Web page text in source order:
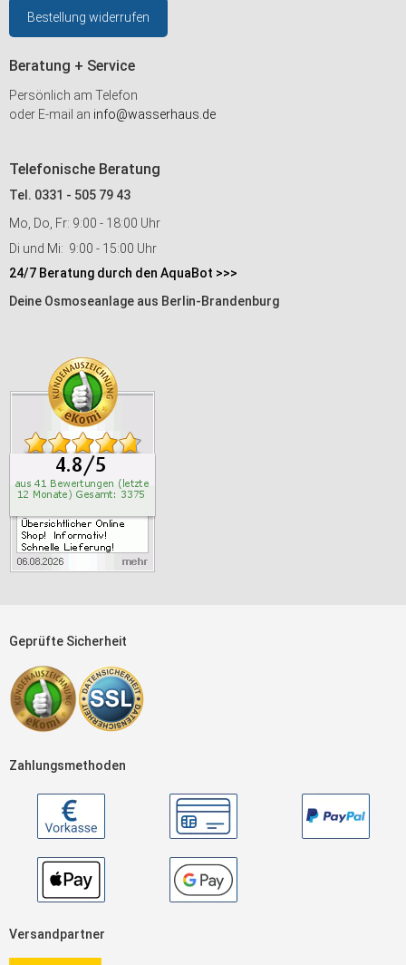
Bestellung widerrufen
Beratung + Service
Persönlich am Telefon
oder E-mail an info@wasserhaus.de
Telefonische Beratung
Tel. 0331 - 505 79 43
Mo, Do, Fr: 9:00 - 18:00 Uhr
Di und Mi: 9:00 - 15:00 Uhr
24/7 Beratung durch den AquaBot >>>
Deine Osmoseanlage aus Berlin-Brandenburg
Geprüfte Sicherheit
Zahlungsmethoden
Versandpartner